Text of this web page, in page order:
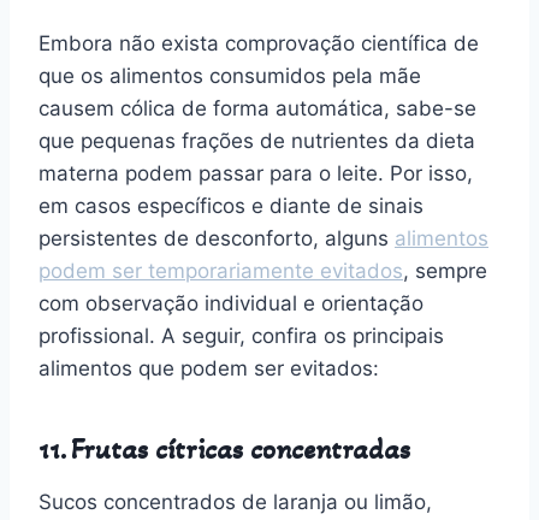
Embora não exista comprovação científica de
que os alimentos consumidos pela mãe
causem cólica de forma automática, sabe-se
que pequenas frações de nutrientes da dieta
materna podem passar para o leite. Por isso,
em casos específicos e diante de sinais
persistentes de desconforto, alguns alimentos
podem ser temporariamente evitados, sempre
com observação individual e orientação
profissional. A seguir, confira os principais
alimentos que podem ser evitados:
11. Frutas cítricas concentradas
Sucos concentrados de laranja ou limão,